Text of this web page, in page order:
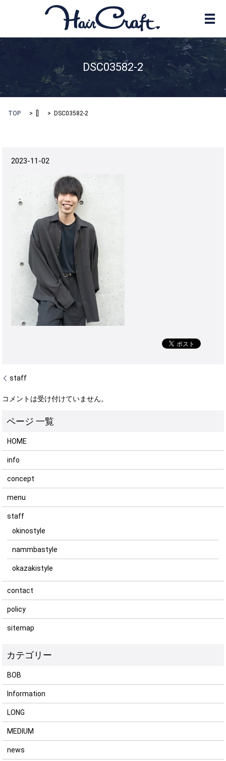
メ
DSC03582-2
TOP DSC03582-2
2023-11-02
staff
コメントは受け付けていません。
HOME
info
concept
menu
staff
okinostyle
nammbastyle
okazakistyle
contact
policy
sitemap
BOB
Information
LONG
MEDIUM
news